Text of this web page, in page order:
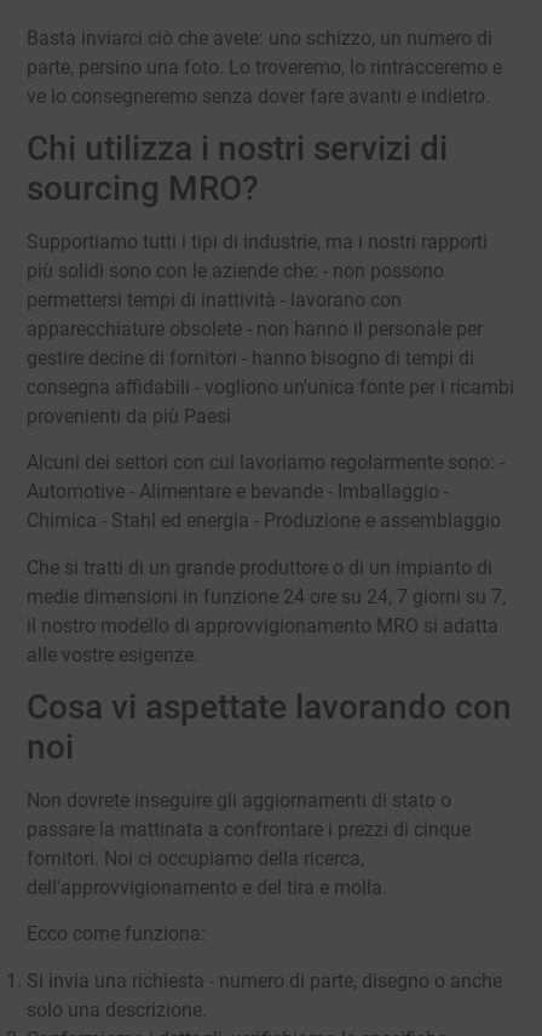
Basta inviarci ciò che avete: uno schizzo, un numero di
parte, persino una foto. Lo troveremo, lo rintracceremo e
ve lo consegneremo senza dover fare avanti e indietro.
Chi utilizza i nostri servizi di
sourcing MRO?
Supportiamo tutti i tipi di industrie, ma i nostri rapporti
più solidi sono con le aziende che: - non possono
permettersi tempi di inattività - lavorano con
apparecchiature obsolete - non hanno il personale per
gestire decine di fornitori - hanno bisogno di tempi di
consegna affidabili - vogliono un'unica fonte per i ricambi
provenienti da più Paesi
Alcuni dei settori con cui lavoriamo regolarmente sono: -
Automotive - Alimentare e bevande - Imballaggio -
Chimica - Stahl ed energia - Produzione e assemblaggio
Che si tratti di un grande produttore o di un impianto di
medie dimensioni in funzione 24 ore su 24, 7 giorni su 7,
il nostro modello di approvvigionamento MRO si adatta
alle vostre esigenze.
Cosa vi aspettate lavorando con
noi
Non dovrete inseguire gli aggiornamenti di stato o
passare la mattinata a confrontare i prezzi di cinque
fornitori. Noi ci occupiamo della ricerca,
dell'approvvigionamento e del tira e molla.
Ecco come funziona:
Si invia una richiesta - numero di parte, disegno o anche
solo una descrizione.